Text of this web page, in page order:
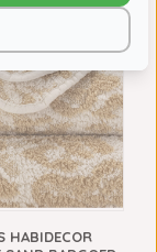
HABIDECOR